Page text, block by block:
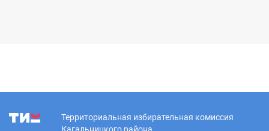
Территориальная избирательная комиссия
Кагальницкого района